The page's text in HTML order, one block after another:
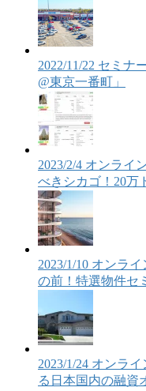
2022/11/22 セミナ
@東京一番町」
2023/2/4 オンライ
べきシカゴ！20万
2023/1/10 オンラ
の前！特選物件セ
2023/1/24 オンラ
る日本国内の融資